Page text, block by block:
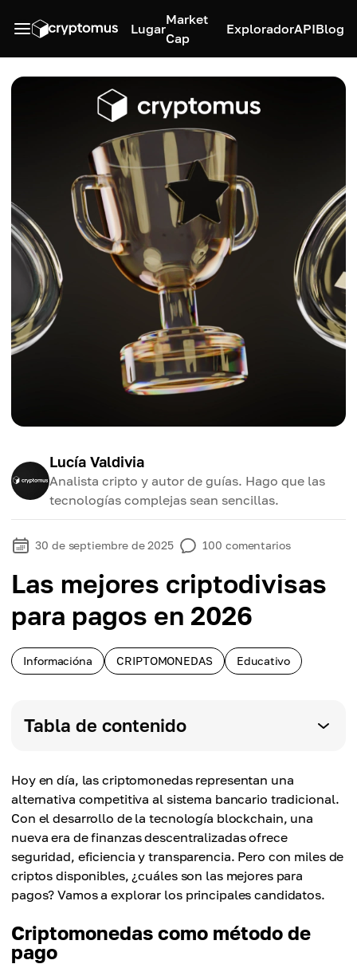
Lugar
Market
Cap
ExploradorAPIBlog
Lucía Valdivia
Analista cripto y autor de guías. Hago que las
tecnologías complejas sean sencillas.
30 de septiembre de 2025 100 comentarios
Las mejores criptodivisas
para pagos en 2026
Informacióna CRIPTOMONEDAS Educativo
Tabla de contenido
Hoy en día, las criptomonedas representan una
alternativa competitiva al sistema bancario tradicional.
Con el desarrollo de la tecnología blockchain, una
nueva era de finanzas descentralizadas ofrece
seguridad, eficiencia y transparencia. Pero con miles de
criptos disponibles, ¿cuáles son las mejores para
pagos? Vamos a explorar los principales candidatos.
Criptomonedas como método de
pago